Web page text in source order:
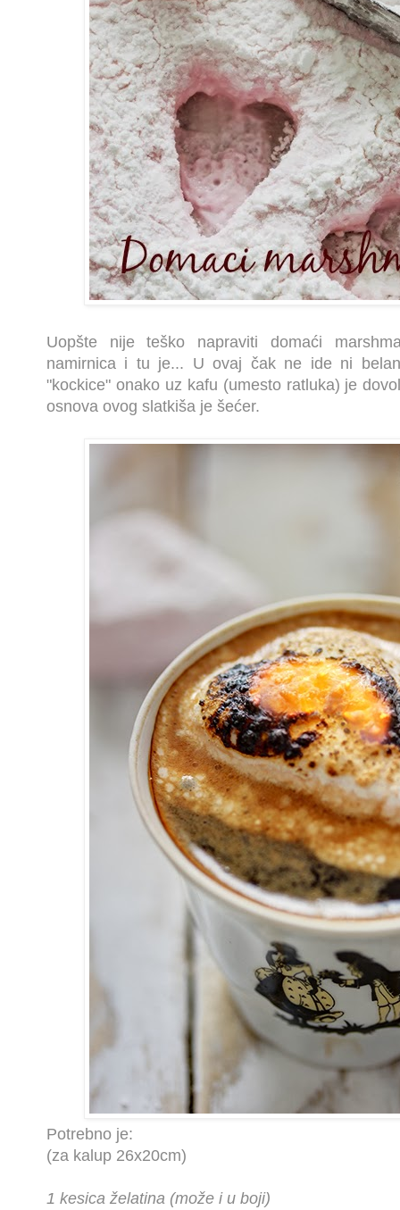
Uopšte nije teško napraviti domaći
namirnica i tu je... U ovaj čak ne ide ni
"kockice" onako uz kafu (umesto ratluka) je
osnova ovog slatkiša je šećer.
Potrebno je:
(za kalup 26x20cm)
1 kesica želatina (može i u boji)